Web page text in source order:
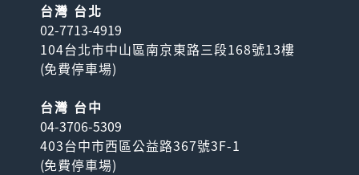
台灣 台北
02-7713-4919
104台北市中山區南京東路三段168號13樓
(免費停車場)
台灣 台中
04-3706-5309
403台中市西區公益路367號3F-1
(免費停車場)